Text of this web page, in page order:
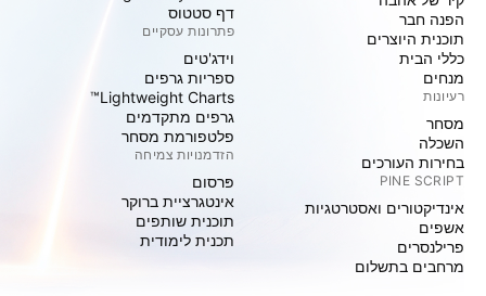
הפנה חבר
תוכנית היוצרים
כללי הבית
מנחים
רעיונות
מסחר
השכלה
בחירות העורכים
PINE SCRIPT
אינדיקטורים ואסטרטגיות
אשפים
פרילנסרים
מרחבים בתשלום
דף סטטוס
פתרונות עסקיים
וידג'טים
ספריות גרפים
Lightweight Charts™
גרפים מתקדמים
פלטפורמת מסחר
הזדמנויות צמיחה
פּרסום
אינטגרציית ברוקר
תוכנית שותפים
תכנית לימודית